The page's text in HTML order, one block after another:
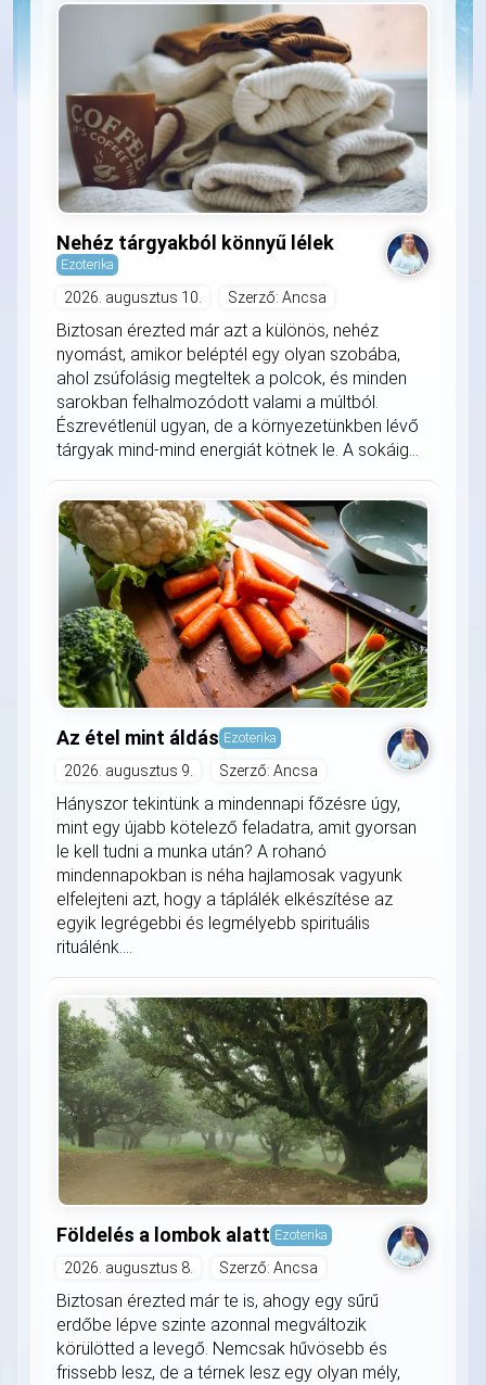
Nehéz tárgyakból könnyű lélek
Ezoterika
2026. augusztus 10. Szerző: Ancsa
Biztosan érezted már azt a különös, nehéz
nyomást, amikor beléptél egy olyan szobába,
ahol zsúfolásig megteltek a polcok, és minden
sarokban felhalmozódott valami a múltból.
Észrevétlenül ugyan, de a környezetünkben lévő
tárgyak mind-mind energiát kötnek le. A sokáig...
Az étel mint áldás Ezoterika
2026. augusztus 9. Szerző: Ancsa
Hányszor tekintünk a mindennapi főzésre úgy,
mint egy újabb kötelező feladatra, amit gyorsan
le kell tudni a munka után? A rohanó
mindennapokban is néha hajlamosak vagyunk
elfelejteni azt, hogy a táplálék elkészítése az
egyik legrégebbi és legmélyebb spirituális
rituálénk....
Földelés a lombok alatt Ezoterika
2026. augusztus 8. Szerző: Ancsa
Biztosan érezted már te is, ahogy egy sűrű
erdőbe lépve szinte azonnal megváltozik
körülötted a levegő. Nemcsak hűvösebb és
frissebb lesz, de a térnek lesz egy olyan mély,